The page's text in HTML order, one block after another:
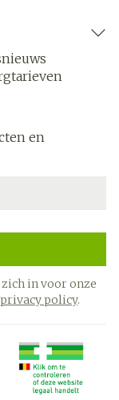
en
in voor onze
privacy policy.